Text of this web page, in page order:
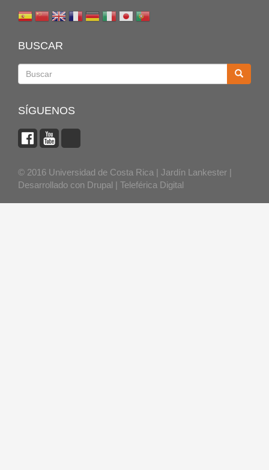
BUSCAR
SÍGUENOS
© 2016 Universidad de Costa Rica | Jardín Lankester |
Desarrollado con Drupal | Teleférica Digital